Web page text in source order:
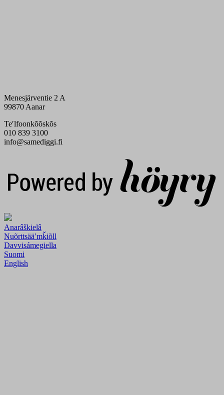
Menesjärventie 2 A
99870 Aanar
Teʹlfoonkõõskõs
010 839 3100
info@samediggi.fi
Anarâškielâ
Nuõrttsääʹmǩiõll
Davvisámegiella
Suomi
English